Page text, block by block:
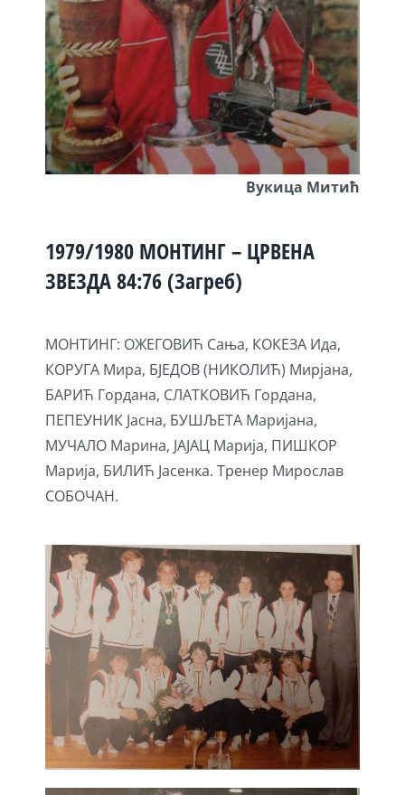
Вукица Митић
1979/1980 МОНТИНГ – ЦРВЕНА
ЗВЕЗДА 84:76 (Загреб)
МОНТИНГ: ОЖЕГОВИЋ Сања, КОКЕЗА Ида,
КОРУГА Мира, БЈЕДОВ (НИКОЛИЋ) Мирјана,
БАРИЋ Гордана, СЛАТКОВИЋ Гордана,
ПЕПЕУНИК Јасна, БУШЉЕТА Маријана,
МУЧАЛО Марина, ЈАЈАЦ Марија, ПИШКОР
Марија, БИЛИЋ Јасенка. Тренер Мирослав
СОБОЧАН.